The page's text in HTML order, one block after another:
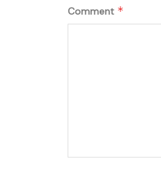
Comment *